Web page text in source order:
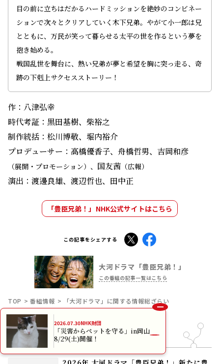
目の前に立ちはだかるハードミッションを絶妙のコンビネー
ションで次々とクリアしていく木下兄弟。やがて小一郎は兄
とともに、万民が笑って暮らせる太平の世を作るという夢を
抱き始める。
戦国乱世を舞台に、熱い兄弟が夢と希望を胸に突っ走る、奇
跡の下剋上サクセスストーリー！
作：八津弘幸
時代考証：黒田基樹、柴裕之
制作統括：松川博敬、堀内裕介
プロデューサー：高橋優香子、舟橋哲男、吉岡和彦
（展開・プロモーション）、 国友茜 （広報）
演出：渡邊良雄、渡辺哲也、田中正
「豊臣兄弟！」NHK公式サイトはこちら
この記事をシェアする X Facebook
大河ドラマ「豊臣兄弟！」
この番組の記事一覧はこちら
TOP 番組情報 「大河ドラマ」に関する情報総ざらい
おすすめ記事
2026.07.30NHK財団
「災害からペットを守る」in岡山
8/29(土)開催！